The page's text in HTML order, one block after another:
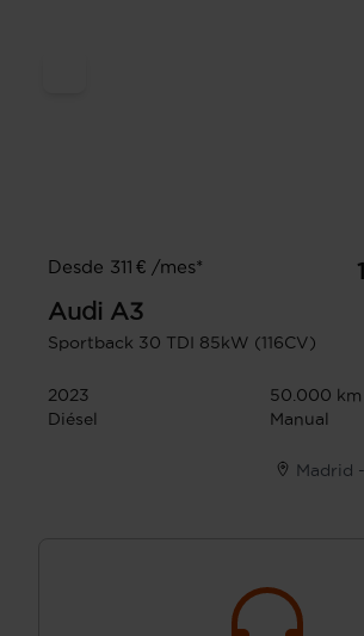
Desde 311 € /mes*
Audi A3
Sportback 30 TDI 85kW (116CV)
2023
50.000 km
Diésel
Manual
Madrid